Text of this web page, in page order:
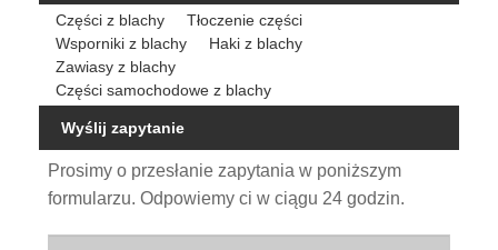
Części z blachy
Tłoczenie części
Wsporniki z blachy
Haki z blachy
Zawiasy z blachy
Części samochodowe z blachy
Wyślij zapytanie
Prosimy o przesłanie zapytania w poniższym
formularzu. Odpowiemy ci w ciągu 24 godzin.